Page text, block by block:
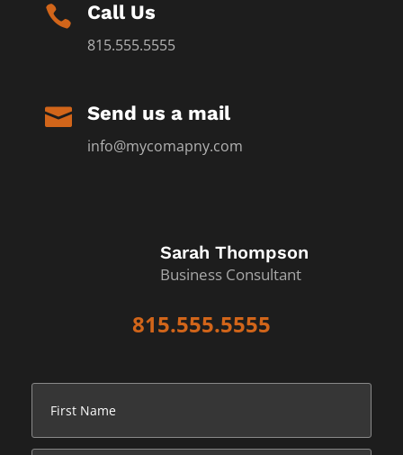
 Call Us
815.555.5555
 Send us a mail
info@mycomapny.com
Sarah Thompson
Business Consultant
815.555.5555